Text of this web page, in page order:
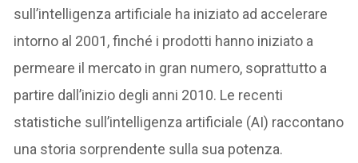
sull’intelligenza artificiale ha iniziato ad accelerare
intorno al 2001, finché i prodotti hanno iniziato a
permeare il mercato in gran numero, soprattutto a
partire dall’inizio degli anni 2010. Le recenti
statistiche sull’intelligenza artificiale (AI) raccontano
una storia sorprendente sulla sua potenza.